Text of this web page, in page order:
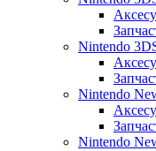
Nintendo
Nintendo
Nintendo